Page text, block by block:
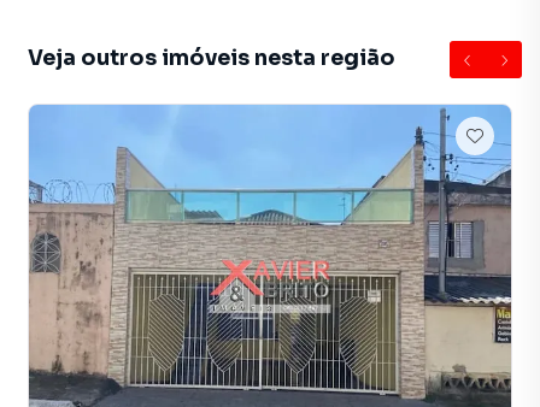
Veja outros imóveis nesta região